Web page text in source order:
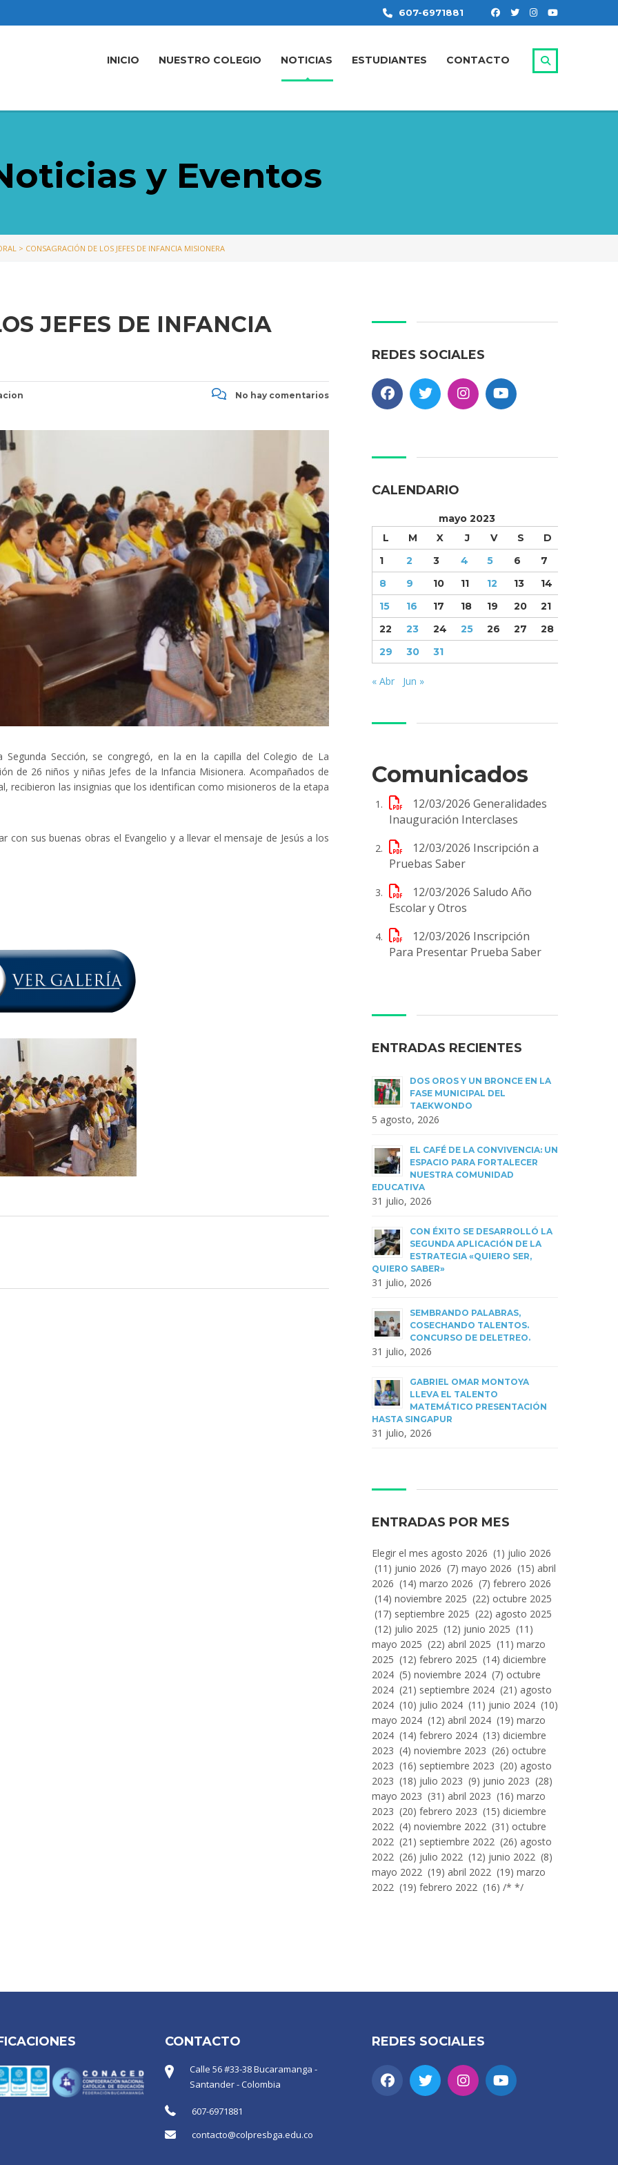
607-6971881
INICIO NUESTRO COLEGIO NOTICIAS ESTUDIANTES CONTACTO
y Eventos
> CONSAGRACIÓN DE LOS JEFES DE INFANCIA MISIONERA
JEFES DE INFANCIA
No hay comentarios
Sección, se congregó, en la en la capilla del Colegio de La
de 26 niños y niñas Jefes de la Infancia Misionera. Acompañados de
recibieron las insignias que los identifican como misioneros de la etapa
sus buenas obras el Evangelio y a llevar el mensaje de Jesús a los
REDES SOCIALES
CALENDARIO
mayo 2023
L
M X J V S
D
1
2 3 4 5 6
7
8
9 10 11 12 13
14
15
16 17 18 19 20
21
22
23 24 25 26 27
28
29
30 31
« Abr Jun »
Comunicados
12/03/2026 Generalidades
Inauguración Interclases
12/03/2026 Inscripción a
Pruebas Saber
12/03/2026 Saludo Año
Escolar y Otros
12/03/2026 Inscripción
Para Presentar Prueba Saber
ENTRADAS RECIENTES
DOS OROS Y UN BRONCE EN LA
FASE MUNICIPAL DEL
TAEKWONDO
5 agosto, 2026
EL CAFÉ DE LA CONVIVENCIA: UN
ESPACIO PARA FORTALECER
NUESTRA COMUNIDAD
EDUCATIVA
31 julio, 2026
CON ÉXITO SE DESARROLLÓ LA
SEGUNDA APLICACIÓN DE LA
ESTRATEGIA «QUIERO SER,
QUIERO SABER»
31 julio, 2026
SEMBRANDO PALABRAS,
COSECHANDO TALENTOS.
CONCURSO DE DELETREO.
31 julio, 2026
GABRIEL OMAR MONTOYA
LLEVA EL TALENTO
MATEMÁTICO PRESENTACIÓN
HASTA SINGAPUR
31 julio, 2026
ENTRADAS POR MES
Entradas
Por
Mes
Elegir el mes agosto 2026 (1) julio 2026
(11) junio 2026 (7) mayo 2026 (15) abril
2026 (14) marzo 2026 (7) febrero 2026
(14) noviembre 2025 (22) octubre 2025
(17) septiembre 2025 (22) agosto 2025
(12) julio 2025 (12) junio 2025 (11)
mayo 2025 (22) abril 2025 (11) marzo
2025 (12) febrero 2025 (14) diciembre
2024 (5) noviembre 2024 (7) octubre
2024 (21) septiembre 2024 (21) agosto
2024 (10) julio 2024 (11) junio 2024 (10)
mayo 2024 (12) abril 2024 (19) marzo
2024 (14) febrero 2024 (13) diciembre
2023 (4) noviembre 2023 (26) octubre
2023 (16) septiembre 2023 (20) agosto
2023 (18) julio 2023 (9) junio 2023 (28)
mayo 2023 (31) abril 2023 (16) marzo
2023 (20) febrero 2023 (15) diciembre
2022 (4) noviembre 2022 (31) octubre
2022 (21) septiembre 2022 (26) agosto
2022 (26) julio 2022 (12) junio 2022 (8)
mayo 2022 (19) abril 2022 (19) marzo
2022 (19) febrero 2022 (16) /* */
CONTACTO
Calle 56 #33-38 Bucaramanga -
Santander - Colombia
607-6971881
contacto@colpresbga.edu.co
REDES SOCIALES